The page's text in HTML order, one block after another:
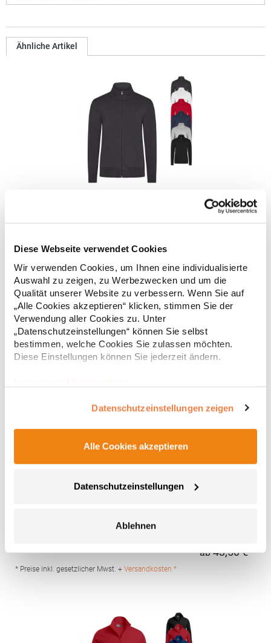
Diese Webseite verwendet Cookies
Wir verwenden Cookies, um Ihnen eine individualisierte
Auswahl zu zeigen, zu Werbezwecken und um die
Qualität unserer Website zu verbessern. Wenn Sie auf
„Alle Cookies akzeptieren“ klicken, stimmen Sie der
Verwendung aller Cookies zu. Unter
„Datenschutzeinstellungen“ können Sie selbst
bestimmen, welche Cookies Sie zulassen möchten.
Diese Einstellungen können Sie jederzeit ändern.
Datenschutzeinstellungen zeigen
Alle Cookies akzeptieren
Datenschutzeinstellungen
Ablehnen
Ähnliche Artikel
HRM1001 HRM Herren Premium Sweatjacke
Terry) Modern regular fit Antipilling und einlaufvorbehandelt,
Taschenabschluss und Ärmelbund sind mit hochwertigem 1x1-
Rippstrick versehen Elegantes Erscheinungsbild und dennoch
robust Für Industriewäsche geeignet Label-frei Pfegehinweis:
Bügeln erlaubtTrockner geeignet60 °C
waschbarIndustriewäsche geeignetGrammatur: 360
g/m²Materialzusammensetzung: 70% Baumwolle / 30%
PolyesterAngaben zur Produktsicherheit: Herst.-Nr.:
1001 Hersteller: HRM Textil GmbH Welfenstraße 12 70736
Fellbach Deutschland E-Mail: info@hrm-textil.de
ab 42,17 € *
* Preise inkl. gesetzlicher Mwst. +Versandkosten *
Durchgehender und verdeckter Reißverschluss Leicht tailliert
Produktsicherheit: Herst.-Nr.: 5295Hersteller: Promodoro
Fashion GmbH Am Gatherhof 57 40472 Düsseldorf Deutschland
ab43,50 € *
* Preise inkl. gesetzlicher Mwst. + Versandkosten *